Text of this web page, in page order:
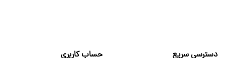
دسترسی سریع
حساب کاربری